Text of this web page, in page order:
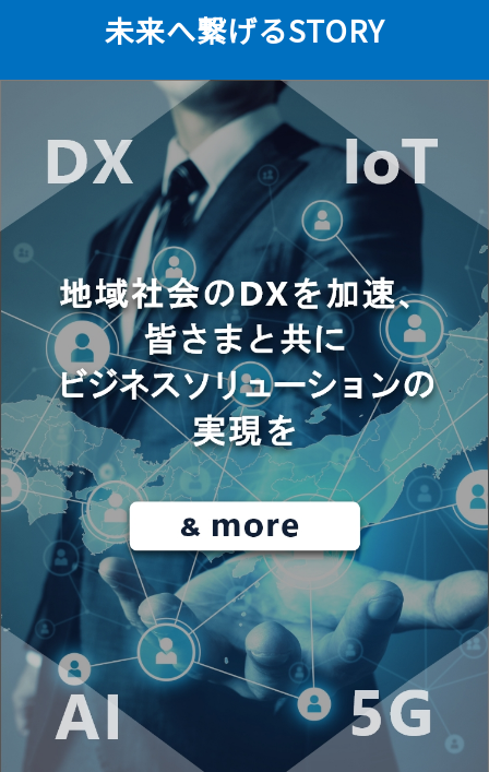
未来へ繋げるSTORY